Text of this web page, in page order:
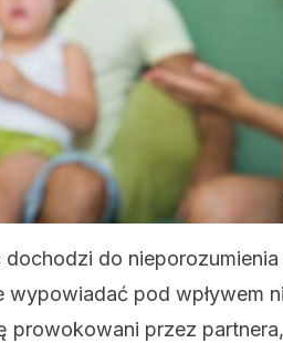
dochodzi do
wypowiadać pod wpływem
prowokowani przez